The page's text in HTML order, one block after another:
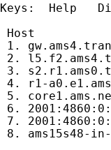
Keys:  Help
Host
1.
2.
3.
4. r1-
5.
6.
7.
8.